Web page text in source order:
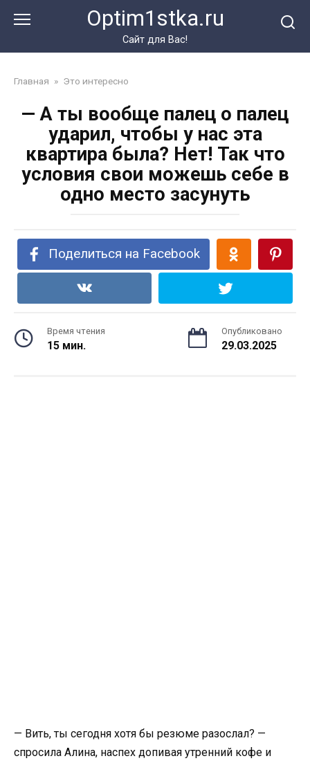
Optim1stka.ru
Сайт для Вас!
Главная » Это интересно
— А ты вообще палец о палец
ударил, чтобы у нас эта
квартира была? Нет! Так что
условия свои можешь себе в
одно место засунуть
Поделиться на Facebook
Время чтения
15 мин.
Опубликовано
29.03.2025
— Вить, ты сегодня хотя бы резюме разослал? —
спросила Алина, наспех допивая утренний кофе и